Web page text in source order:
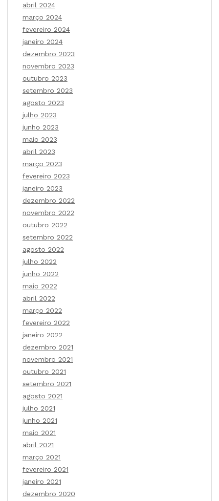
abril 2024
março 2024
fevereiro 2024
janeiro 2024
dezembro 2023
novembro 2023
outubro 2023
setembro 2023
agosto 2023
julho 2023
junho 2023
maio 2023
abril 2023
março 2023
fevereiro 2023
janeiro 2023
dezembro 2022
novembro 2022
outubro 2022
setembro 2022
agosto 2022
julho 2022
junho 2022
maio 2022
abril 2022
março 2022
fevereiro 2022
janeiro 2022
dezembro 2021
novembro 2021
outubro 2021
setembro 2021
agosto 2021
julho 2021
junho 2021
maio 2021
abril 2021
março 2021
fevereiro 2021
janeiro 2021
dezembro 2020